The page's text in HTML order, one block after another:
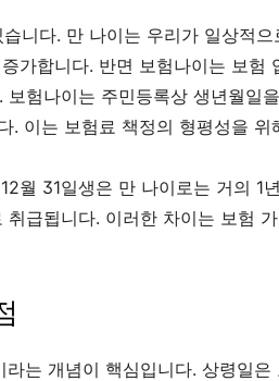
니다. 만 나이는 우리가 일상적
가합니다. 반면 보험나이는 보험
험나이는 주민등록상 생년월일
. 이는 보험료 책정의 형평성을 위
월 31일생은 만 나이로는 거의 1
급됩니다. 이러한 차이는 보험
는 개념이 핵심입니다. 상령일은